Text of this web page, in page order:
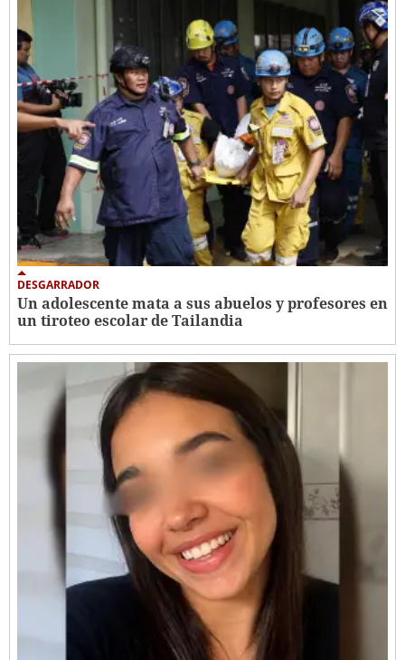
DESGARRADOR
Un adolescente mata a sus abuelos y profesores en
un tiroteo escolar de Tailandia